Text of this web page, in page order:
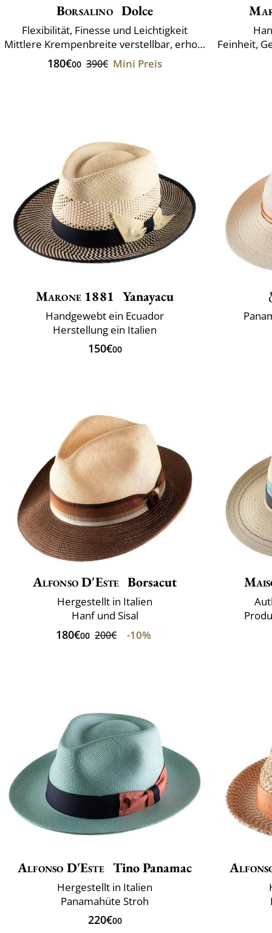
Borsalino Dolce
Flexibilität, Finesse und Leichtigkeit
Mittlere Krempenbreite verstellbar, erhoben oder gesenkter
180€00 390€ Mini Preis
Feinheit,
Marone 1881 Yanayacu
Handgewebt ein Ecuador
Herstellung ein Italien
150€00
Alfonso D'Este Borsacut
Hergestellt in Italien
Hanf und Sisal
180€00 200€ -10%
Alfonso D'Este Tino Panamac
Hergestellt in Italien
Panamahüte Stroh
220€00